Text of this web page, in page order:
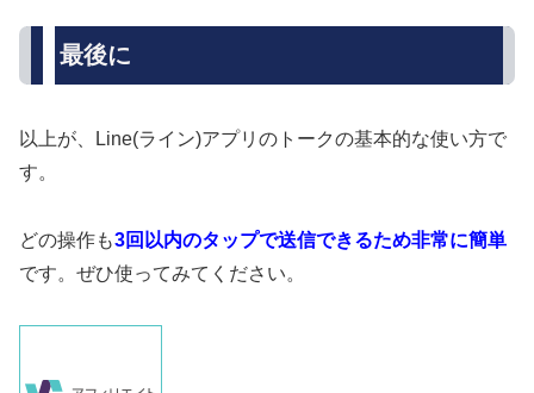
最後に
以上が、Line(ライン)アプリのトークの基本的な使い方で
す。
どの操作も3回以内のタップで送信できるため非常に簡単
です。ぜひ使ってみてください。